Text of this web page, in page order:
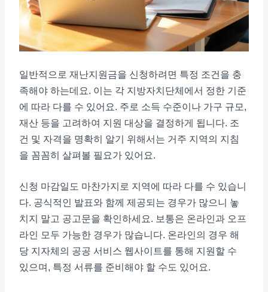
일반적으로 재난지원금을 신청하려면 특정 조건을 충
족해야 하는데요. 이는 각 지방자치단체에서 정한 기준
에 따라 다를 수 있어요. 주로 소득 수준이나 가구 규모,
재산 등을 고려하여 지원 대상을 결정하게 됩니다. 조
건 및 자격을 명확히 알기 위해서는 거주 지역의 지침
을 꼼꼼히 살펴볼 필요가 있어요.
신청 마감일도 마찬가지로 지역에 따라 다를 수 있습니
다. 공식적인 발표와 함께 제공되는 경우가 많으니 놓
치지 말고 공고문을 확인하세요. 보통은 온라인과 오프
라인 모두 가능한 경우가 많습니다. 온라인의 경우 해
당 지자체의 공공 서비스 웹사이트를 통해 지원할 수
있으며, 특정 서류를 준비해야 할 수도 있어요.